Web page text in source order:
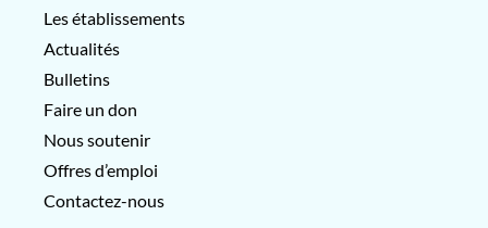
Les établissements
Actualités
Bulletins
Faire un don
Nous soutenir
Offres d’emploi
Contactez-nous